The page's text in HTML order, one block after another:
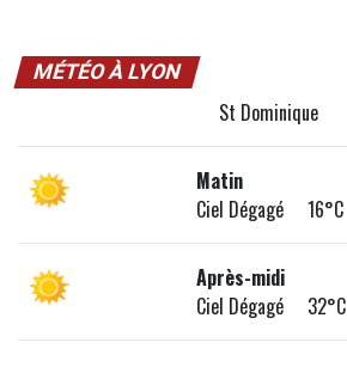
MÉTÉO À LYON
St Dominique
Matin
Ciel Dégagé 16°C
Après-midi
Ciel Dégagé 32°C